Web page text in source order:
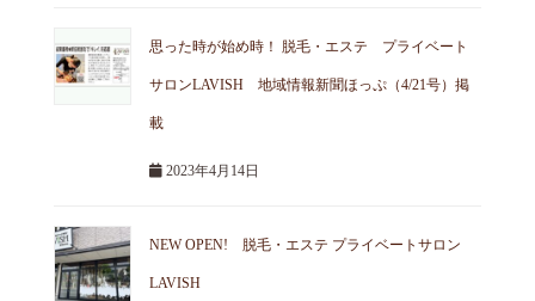
思った時が始め時！ 脱毛・エステ プライベート
サロンLAVISH 地域情報新聞ほっぷ（4/21号）掲
載
2023年4月14日
NEW OPEN! 脱毛・エステ プライベートサロン
LAVISH